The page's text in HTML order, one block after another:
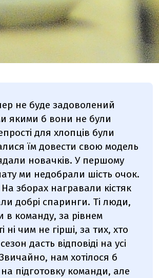
не буде задоволений
якими б вони не були
для хлопців були
їм довести свою модель
новачків. У першому
ми недобрали шість очок.
На зборах награвали кістяк
добрі спаринги. Ті люди,
команду, за рівнем
ні чим не гірші, за тих, хто
дасть відповіді на усі
нам хотілося б
підготовку команди, але